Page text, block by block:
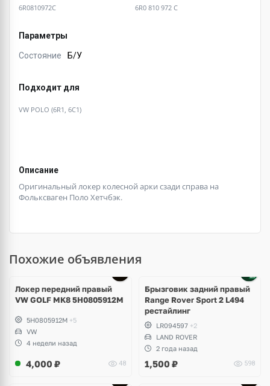
6R0810972C
6R0 810 972 C
Параметры
Состояние Б/У
Подходит для
VW POLO (6R1, 6C1)
Описание
Оригинальный локер колесной арки сзади справа на
Фольксваген Поло Хетчбэк.
Похожие объявления
Локер передний правый
VW GOLF MK8 5H0805912M
5H0805912M +5
VW
4 недели назад
4,000 ₽ 48
Брызговик задний правый
Range Rover Sport 2 L494
рестайлинг
LR094597 +2
LAND ROVER
2 года назад
1,500 ₽ 598